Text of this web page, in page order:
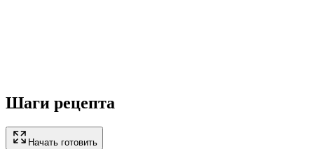
Шаги рецепта
Начать готовить